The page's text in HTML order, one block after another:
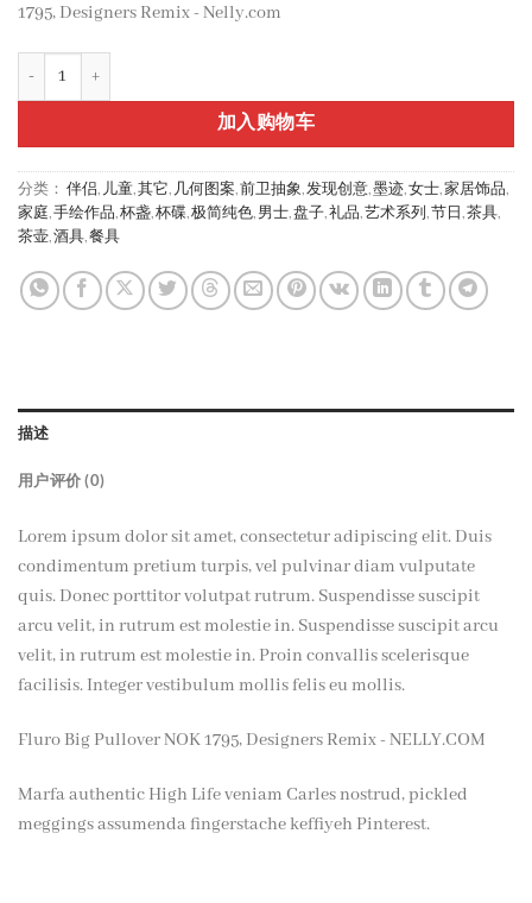
1795, Designers Remix - Nelly.com
Fluro Big Pullover Designers Remix 数量
加入购物车
分类： 伴侣,儿童,其它,几何图案,前卫抽象,发现创意,墨迹,女士,家居饰品,
家庭,手绘作品,杯盏,杯碟,极简纯色,男士,盘子,礼品,艺术系列,节日 ,茶具,
茶壶,酒具,餐具
描述
用户评价 (0)
Lorem ipsum dolor sit amet, consectetur adipiscing elit. Duis
condimentum pretium turpis, vel pulvinar diam vulputate
quis. Donec porttitor volutpat rutrum. Suspendisse suscipit
arcu velit, in rutrum est molestie in. Suspendisse suscipit arcu
velit, in rutrum est molestie in. Proin convallis scelerisque
facilisis. Integer vestibulum mollis felis eu mollis.
Fluro Big Pullover NOK 1795, Designers Remix - NELLY.COM
Marfa authentic High Life veniam Carles nostrud, pickled
meggings assumenda fingerstache keffiyeh Pinterest.